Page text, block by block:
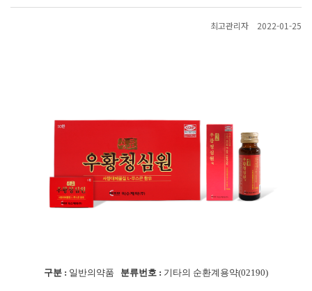
최고관리자 2022-01-25
구분 : 일반의약품 분류번호 : 기타의 순환계용약(02190)